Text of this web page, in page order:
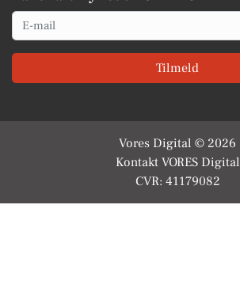
Email
Tilmeld
Vores Digital © 2026
Kontakt VORES Digital
CVR: 41179082